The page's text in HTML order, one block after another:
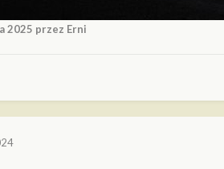
2025 przez Erni